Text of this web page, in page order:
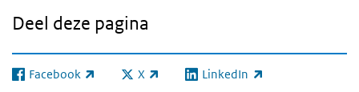
Deel deze pagina
Facebook
(externe link) X
(externe link) LinkedIn
(externe link)